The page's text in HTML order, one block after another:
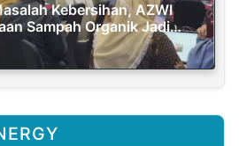
Kebersihan, AZWI
Sampah Organik Jadi